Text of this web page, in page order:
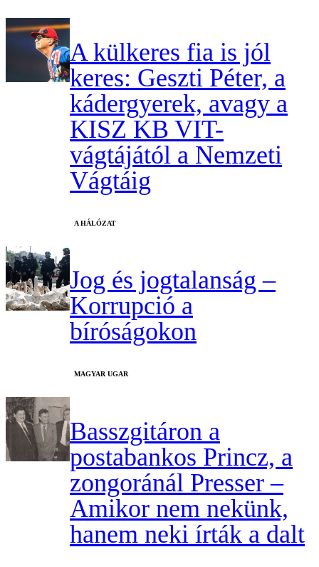
A külkeres fia is jól
keres: Geszti Péter, a
kádergyerek, avagy a
KISZ KB VIT-
vágtájától a Nemzeti
Vágtáig
A HÁLÓZAT
Jog és jogtalanság –
Korrupció a
bíróságokon
MAGYAR UGAR
Basszgitáron a
postabankos Princz, a
zongoránál Presser –
Amikor nem nekünk,
hanem neki írták a dalt